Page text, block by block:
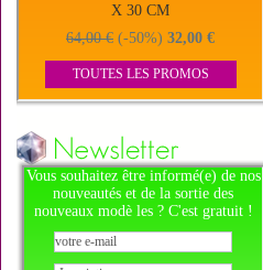
X 30 CM
64,00 € (-50%) 32,00 €
TOUTES LES PROMOS
Vous souhaitez être informé(e) de nos
nouveautés et de la sortie des
nouveaux modè les ? C'est gratuit !